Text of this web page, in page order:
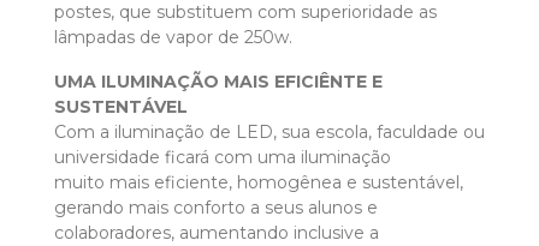
postes, que substituem com superioridade as
lâmpadas de vapor de 250w.
UMA ILUMINAÇÃO MAIS EFICIÊNTE E
SUSTENTÁVEL
Com a iluminação de LED, sua escola, faculdade ou
universidade ficará com uma iluminação
muito mais eficiente, homogênea e sustentável,
gerando mais conforto a seus alunos e
colaboradores, aumentando inclusive a